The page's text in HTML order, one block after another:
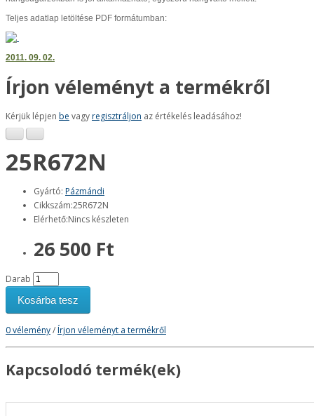
Teljes adatlap letöltése PDF formátumban:
2011. 09. 02.
Írjon véleményt a termékről
Kérjük lépjen be vagyregisztráljon az értékelés leadásához!
25R672N
Gyártó: Pázmándi
Cikkszám:25R672N
Elérhető:Nincs készleten
26 500 Ft
Darab
Kosárba tesz
0 vélemény/Írjon véleményt a termékről
Kapcsolodó termék(ek)